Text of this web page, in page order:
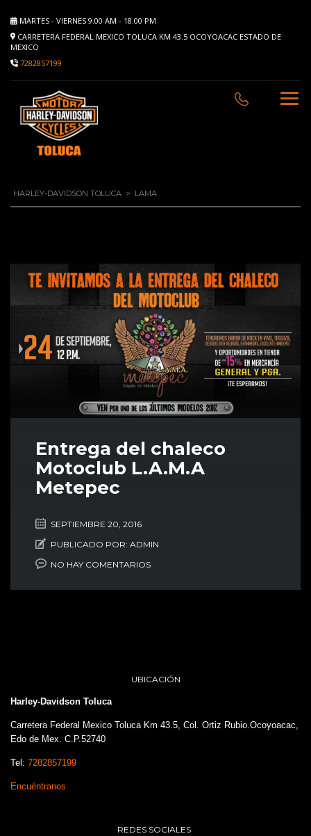
MARTES - VIERNES 9.00 AM - 18.00 PM
CARRETERA FEDERAL MEXICO TOLUCA KM 43.5 OCOYOACAC ESTADO DE
MEXICO
7282857199
HARLEY-DAVIDSON TOLUCA > LAMA
Entrega del chaleco
Motoclub L.A.M.A
Metepec
SEPTIEMBRE 20, 2016
PUBLICADO POR: ADMIN
NO HAY COMENTARIOS
UBICACIÓN
Harley-Davidson Toluca
Carretera Federal Mexico Toluca Km 43.5, Col. Ortiz Rubio.Ocoyoacac,
Edo de Mex. C.P.52740
Tel: 7282857199
Encuéntranos
REDES SOCIALES